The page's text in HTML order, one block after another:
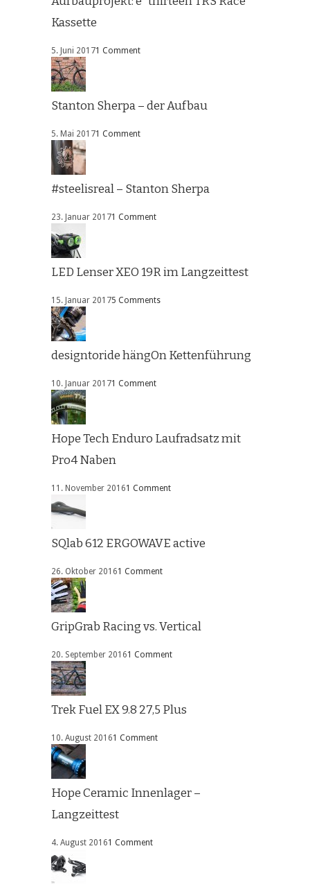
Kassette
5. Juni 20171 Comment
Stanton Sherpa – der Aufbau
5. Mai 20171 Comment
#steelisreal – Stanton Sherpa
23. Januar 20171 Comment
LED Lenser XEO 19R im Langzeittest
15. Januar 20175 Comments
designtoride hängOn Kettenführung
10. Januar 20171 Comment
Hope Tech Enduro Laufradsatz mit
Pro4 Naben
11. November 20161 Comment
SQlab 612 ERGOWAVE active
26. Oktober 20161 Comment
GripGrab Racing vs. Vertical
20. September 20161 Comment
Trek Fuel EX 9.8 27,5 Plus
10. August 20161 Comment
Hope Ceramic Innenlager –
Langzeittest
4. August 20161 Comment